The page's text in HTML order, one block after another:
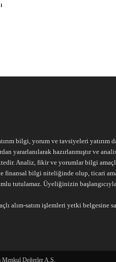
bilgi, yorum ve tavsiyeleri
yararlanılarak hazırlanmıştır ve
Analiz, fikir ve yorumlar bilgi
finansal bilgi niteliğinde olup, ticari
tutulamaz. Üyeliğinizin
alım-satım işlemleri yetki belgesine
Menkul Değerler A.Ş.